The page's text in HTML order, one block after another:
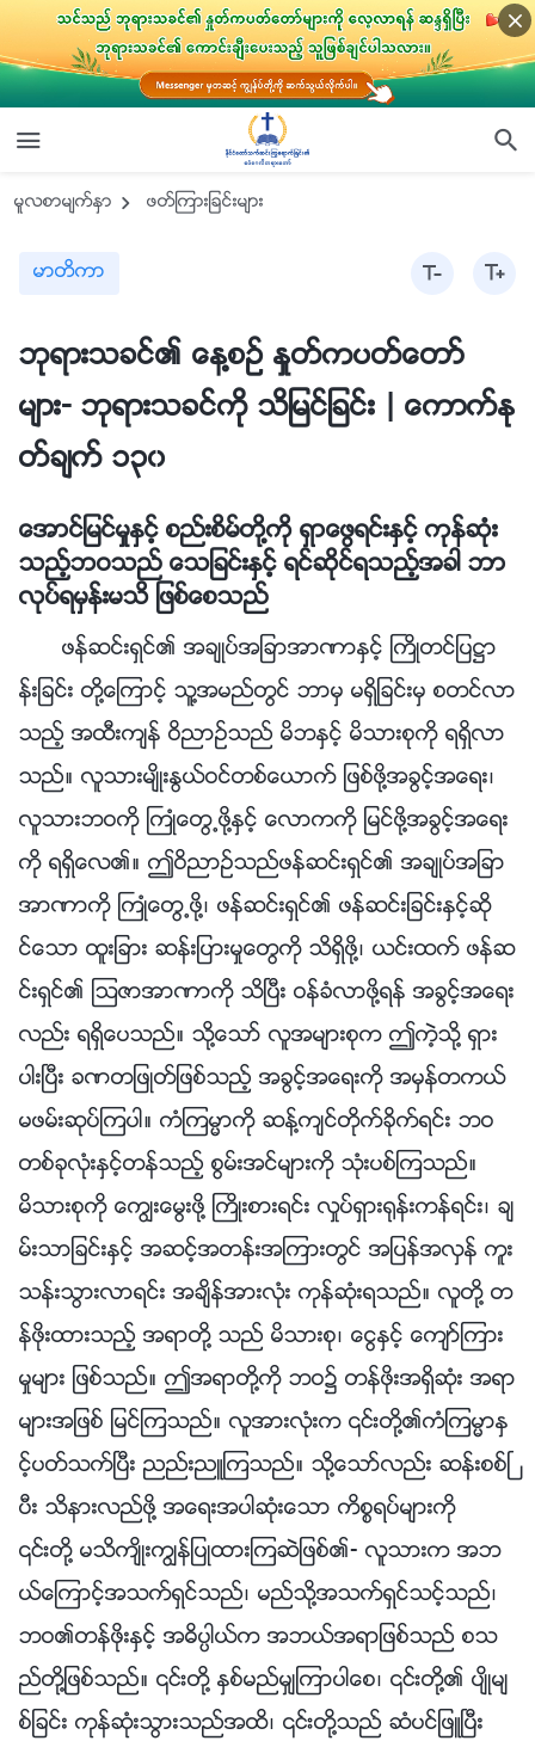
မူလစာမ်က္ႏွာ ဖတ္ၾကားျခင္းမ်ား
မာတိကာ
ဘုရားသခင္၏ ေန႔စဥ္ ႏႈတ္ကပတ္ေတာ္
မ်ား- ဘုရားသခင္ကို သိျမင္ျခင္း | ေကာက္ႏု
တ္ခ်က္ ၁၃၀
ေအာင္ျမင္မႈႏွင့္ စည္းစိမ္တို႔ကို ရွာေဖြရင္းႏွင့္ ကုန္ဆုံး
သည့္ဘဝသည္ ေသျခင္းႏွင့္ ရင္ဆိုင္ရသည့္အခါ ဘာ
လုပ္ရမွန္းမသိ ျဖစ္ေစသည္
ဖန္ဆင္းရွင္၏ အခ်ဳပ္အျခာအာဏာႏွင့္ ႀကိဳတင္ျပ႒ာ
န္းျခင္း တို႔ေၾကာင့္ သူ႔အမည္တြင္ ဘာမွ မရွိျခင္းမွ စတင္လာ
သည့္ အထီးက်န္ ဝိညာဥ္သည္ မိဘႏွင့္ မိသားစုကို ရရွိလာ
သည္။ လူသားမ်ိဳးႏြယ္ဝင္တစ္ေယာက္ ျဖစ္ဖို႔အခြင့္အေရး၊
လူသားဘဝကို ႀကဳံေတြ႕ဖို႔ႏွင့္ ေလာကကို ျမင္ဖို႔အခြင့္အေရး
ကို ရရွိေလ၏။ ဤဝိညာဥ္သည္ဖန္ဆင္းရွင္၏ အခ်ဳပ္အျခာ
အာဏာကို ႀကဳံေတြ႕ဖို႔၊ ဖန္ဆင္းရွင္၏ ဖန္ဆင္းျခင္းႏွင့္ဆို
င္ေသာ ထူးျခား ဆန္းျပားမႈေတြကို သိရွိဖို႔၊ ယင္းထက္ ဖန္ဆ
င္းရွင္၏ ၾသဇာအာဏာကို သိၿပီး ဝန္ခံလာဖို႔ရန္ အခြင့္အေရး
လည္း ရရွိေပသည္။ သို႔ေသာ္ လူအမ်ားစုက ဤကဲ့သို႔ ရွား
ပါးၿပီး ခဏတျဖဳတ္ျဖစ္သည့္ အခြင့္အေရးကို အမွန္တကယ္
မဖမ္းဆုပ္ၾကပါ။ ကံၾကမၼာကို ဆန႔္က်င္တိုက္ခိုက္ရင္း ဘဝ
တစ္ခုလုံးႏွင့္တန္သည့္ စြမ္းအင္မ်ားကို သုံးပစ္ၾကသည္။
မိသားစုကို ေကြၽးေမြးဖို႔ ႀကိဳးစားရင္း လႈပ္ရွား႐ုန္းကန္ရင္း၊ ခ်
မ္းသာျခင္းႏွင့္ အဆင့္အတန္းအၾကားတြင္ အျပန္အလွန္ ကူး
သန္းသြားလာရင္း အခ်ိန္အားလုံး ကုန္ဆုံးရသည္။ လူတို႔ တ
န္ဖိုးထားသည့္ အရာတို႔ သည္ မိသားစု၊ ေငြႏွင့္ ေက်ာ္ၾကား
မႈမ်ား ျဖစ္သည္။ ဤအရာတို႔ကို ဘဝ၌ တန္ဖိုးအရွိဆုံး အရာ
မ်ားအျဖစ္ ျမင္ၾကသည္။ လူအားလုံးက ၎တို႔၏ကံၾကမၼာႏွ
င့္ပတ္သက္ၿပီး ညည္းညဴၾကသည္။ သို႔ေသာ္လည္း ဆန္းစစ္ၿ
ပီး သိနားလည္ဖို႔ အေရးအပါဆုံးေသာ ကိစၥရပ္မ်ားကို
၎တို႔ မသိက်ိဳးကြၽန္ျပဳထားၾကဆဲျဖစ္၏- လူသားက အဘ
ယ္ေၾကာင့္အသက္ရွင္သည္၊ မည္သို႔အသက္ရွင္သင့္သည္၊
ဘဝ၏တန္ဖိုးႏွင့္ အဓိပၸါယ္က အဘယ္အရာျဖစ္သည္ စသ
ည္တို႔ျဖစ္သည္။ ၎တို႔ ႏွစ္မည္မွ်ၾကာပါေစ၊ ၎တို႔၏ ပ်ိဳမ်
စ္ျခင္း ကုန္ဆုံးသြားသည္အထိ၊ ၎တို႔သည္ ဆံပင္ျဖဴၿပီး